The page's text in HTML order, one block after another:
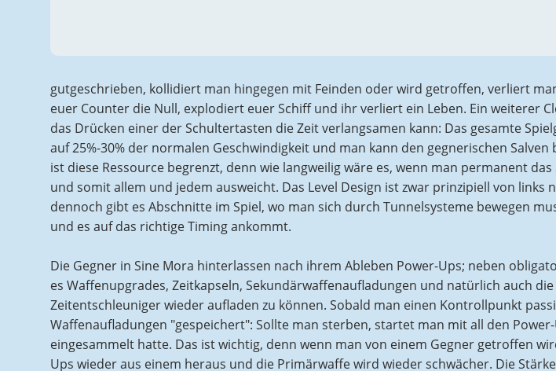
gutgeschrieben, kollidiert man hingegen mit Feinden oder wird getroffen, verliert
euer Counter die Null, explodiert euer Schiff und ihr verliert ein Leben. Ein weiterer
das Drücken einer der Schultertasten die Zeit verlangsamen kann: Das gesamte
auf 25%-30% der normalen Geschwindigkeit und man kann den gegnerischen
ist diese Ressource begrenzt, denn wie langweilig wäre es, wenn man permanent
und somit allem und jedem ausweicht. Das Level Design ist zwar prinzipiell von links
dennoch gibt es Abschnitte im Spiel, wo man sich durch Tunnelsysteme bewegen
und es auf das richtige Timing ankommt.
Die Gegner in Sine Mora hinterlassen nach ihrem Ableben Power-Ups; neben
es Waffenupgrades, Zeitkapseln, Sekundärwaffenaufladungen und natürlich auch
Zeitentschleuniger wieder aufladen zu können. Sobald man einen Kontrollpunkt
Waffenaufladungen "gespeichert": Sollte man sterben, startet man mit all den
eingesammelt hatte. Das ist wichtig, denn wenn man von einem Gegner getroffen
Ups wieder aus einem heraus und die Primärwaffe wird wieder schwächer. Die